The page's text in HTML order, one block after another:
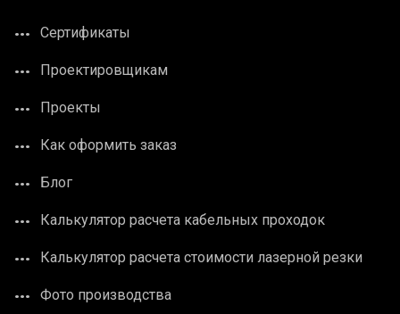
Сертификаты
Проектировщикам
Проекты
Как оформить заказ
Блог
Калькулятор расчета кабельных проходок
Калькулятор расчета стоимости лазерной резки
Фото производства